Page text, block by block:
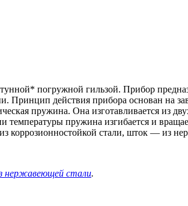
погружной гильзой. Прибор
Принцип действия прибора основан на
пружина. Она изготавливается из
пружина изгибается и
коррозионностойкой стали, шток — из
нержавеющей стали.